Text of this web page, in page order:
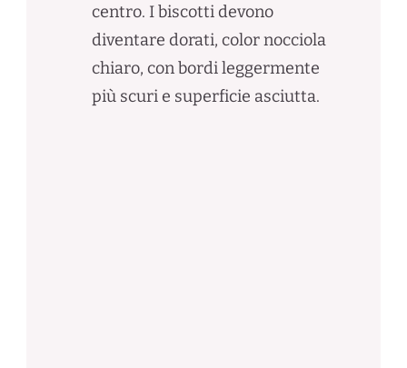
centro. I biscotti devono
diventare dorati, color nocciola
chiaro, con bordi leggermente
più scuri e superficie asciutta.